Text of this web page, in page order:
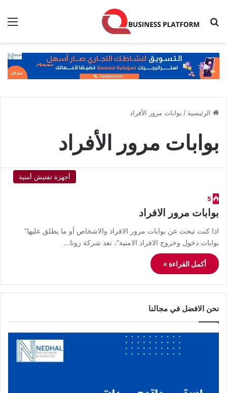
بحث عن
الرئيسية / بوابات مرور الأفراد
بوابات مرور الأفراد
أجهزة تفتيش أمنية
5
بوابات مرور الافراد
اذا كنت تبحث عن بوابات مرور الافراد والاشخاص أو ما يطلق عليها”
بوابات دخول وخروج الافراد الامنية”، تعد شركة زونا…
أكمل القراءة »
نحن الافضل في مجالنا